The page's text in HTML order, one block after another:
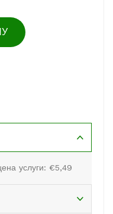
услуги: €5,49